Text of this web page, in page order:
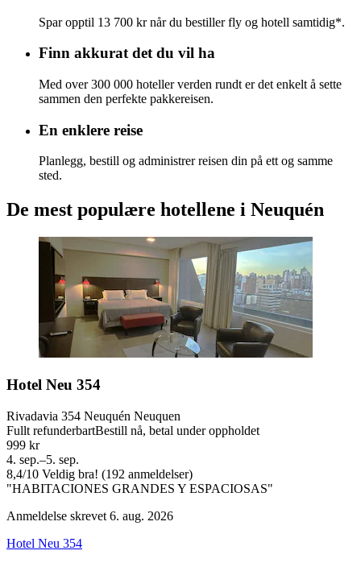
Spar opptil 13 700 kr når du bestiller fly og hotell samtidig*.
Finn akkurat det du vil ha
Med over 300 000 hoteller verden rundt er det enkelt å sette
sammen den perfekte pakkereisen.
En enklere reise
Planlegg, bestill og administrer reisen din på ett og samme
sted.
De mest populære hotellene i Neuquén
Hotel Neu 354
Rivadavia 354 Neuquén Neuquen
Fullt refunderbartBestill nå, betal under oppholdet
999 kr
4. sep.–5. sep.
8,4/10 Veldig bra! (192 anmeldelser)
"HABITACIONES GRANDES Y ESPACIOSAS"
Anmeldelse skrevet 6. aug. 2026
Hotel Neu 354